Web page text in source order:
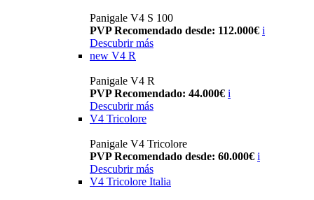
Panigale V4 S 100
PVP Recomendado desde: 112.000€ i
Descubrir más
new V4 R
Panigale V4 R
PVP Recomendado: 44.000€ i
Descubrir más
V4 Tricolore
Panigale V4 Tricolore
PVP Recomendado desde: 60.000€ i
Descubrir más
V4 Tricolore Italia